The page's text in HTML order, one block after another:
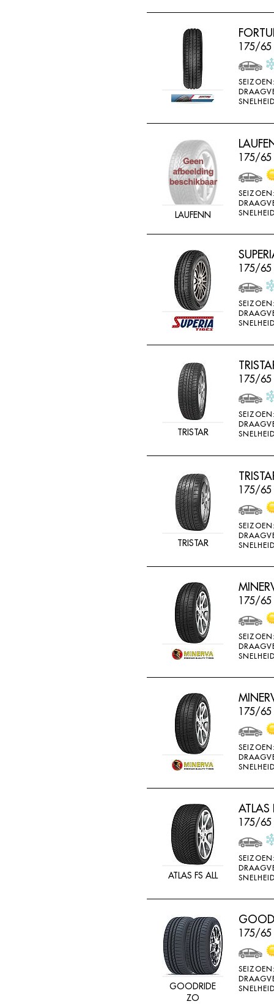
175/65
LAUFENN
175/65
175/65
TRISTAR
175/65
TRISTAR
175/65
175/65
175/65
ATLAS FS ALL
ATLAS
175/65
GOODRIDE
ZO
175/65